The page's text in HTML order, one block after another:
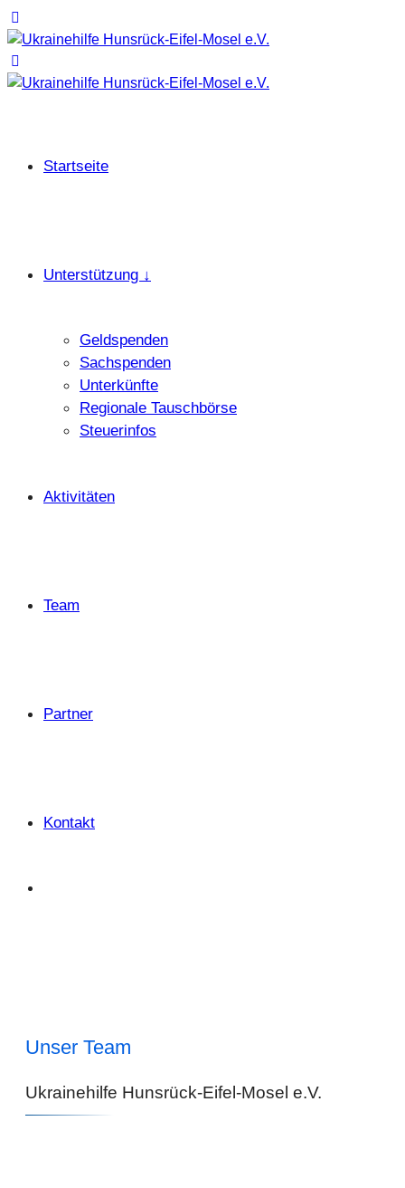
Startseite
Unterstützung ↓
Geldspenden
Sachspenden
Unterkünfte
Regionale Tauschbörse
Steuerinfos
Aktivitäten
Team
Partner
Kontakt
Unser Team
Ukrainehilfe Hunsrück-Eifel-Mosel e.V.